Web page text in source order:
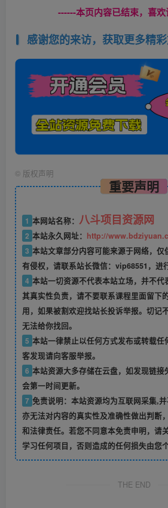
------本页内容已结束，喜
感谢您的来访，获取更多精彩
© 版权声明
重要声明
1 本网站名称： 八斗项目资源网
2 本站永久网址： http://
3 本站文章部分内容可能来源于网络，仅
有侵权，请联系站长微信：vip68551，进
4 本站一切资源不代表本站立场，并不代
其真实性负责，请不要联系课程里面留下
用，如果被割欢迎找站长投诉举报。切记
无法给你找回。
5 本站一律禁止以任何方式发布或转载任
客发现请向客服举报。
6 本站资源大多存储在云盘，如发现链接
会第一时间更新。
7 免责说明：本站资源均为互联网采集,
亦无法对内容的真实性及准确性做出判断
和法律责任。若您不同意本免责申明，请
学习任何项目，否则造成的任何损失由您
THE END